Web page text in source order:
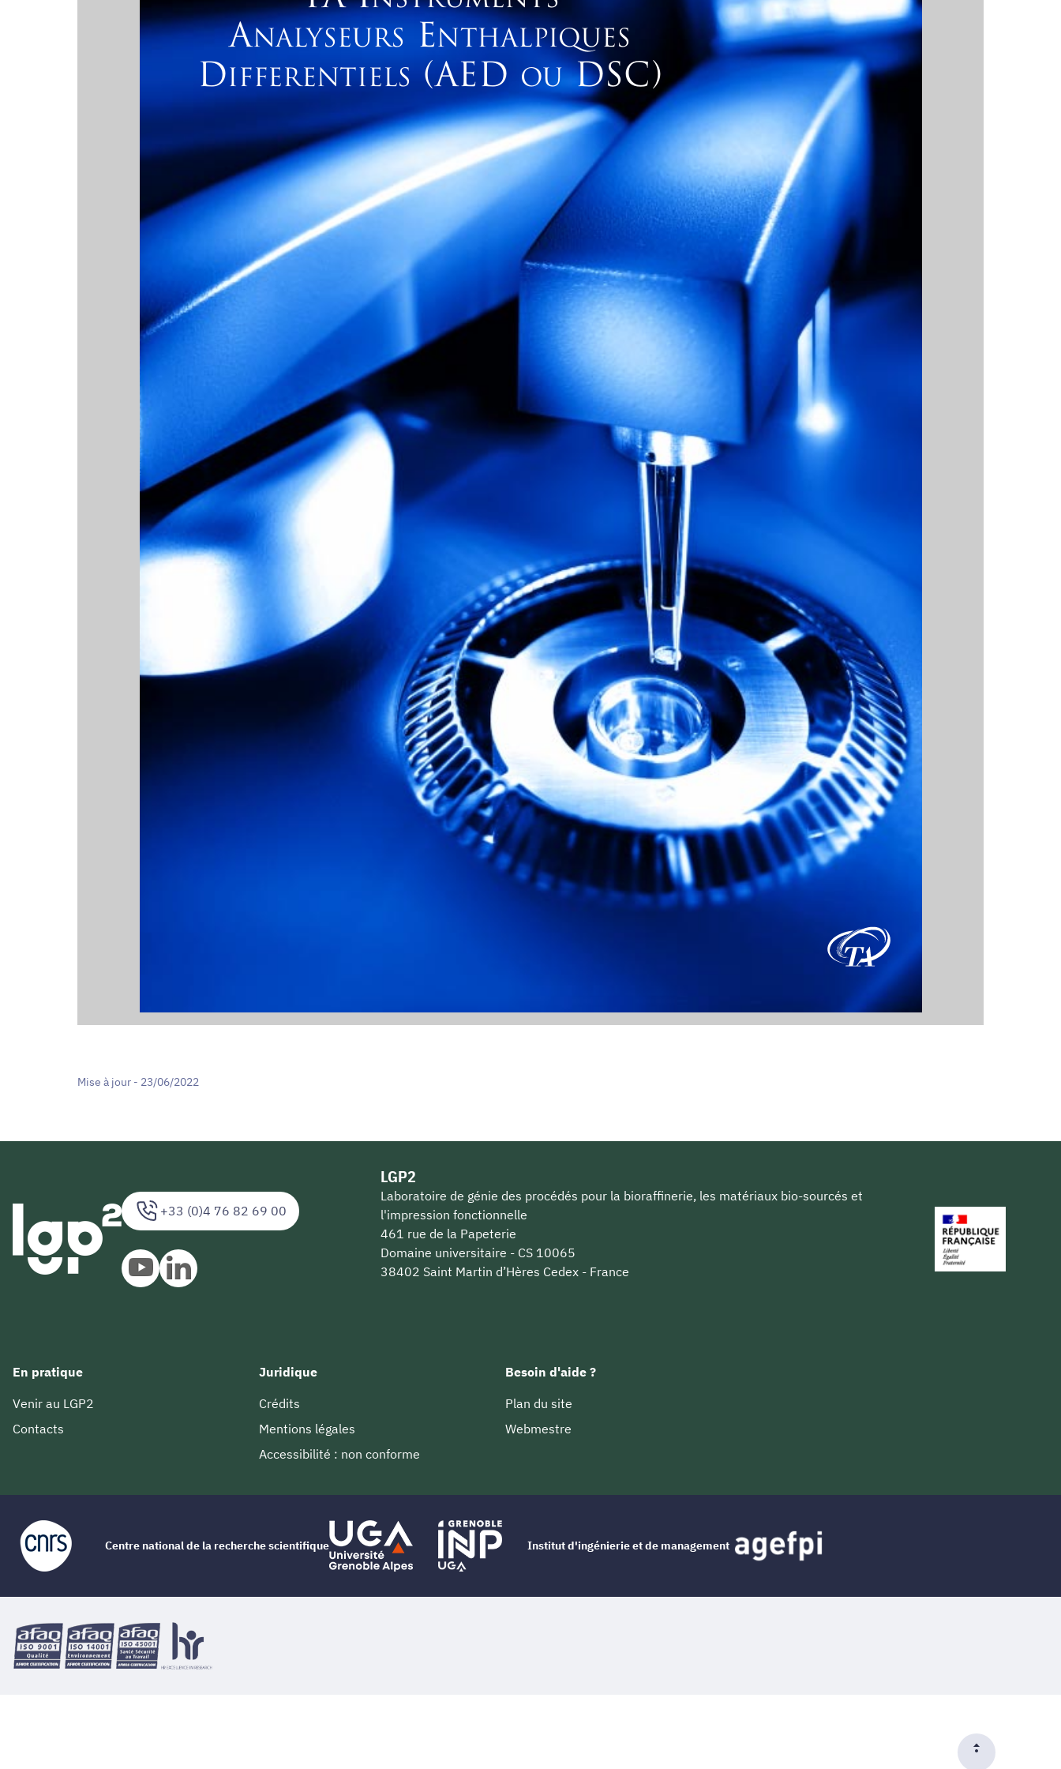
ANALYSEURS ENTHALPIQUES
D IFFERENTIELS (AED OU DSC)
Mise à jour - 23/06/2022
+33 (0)4 76 82 69 00
LGP2
Laboratoire de génie des procédés pour la bioraffinerie, les matériaux bio-sourcés et
l'impression fonctionnelle
461 rue de la Papeterie
Domaine universitaire - CS 10065
38402 Saint Martin d’Hères Cedex - France
En pratique
Venir au LGP2
Contacts
Juridique
Crédits
Mentions légales
Accessibilité : non conforme
Besoin d'aide ?
Plan du site
Webmestre
Centre national de la recherche scientifique Institut d'ingénierie et de management